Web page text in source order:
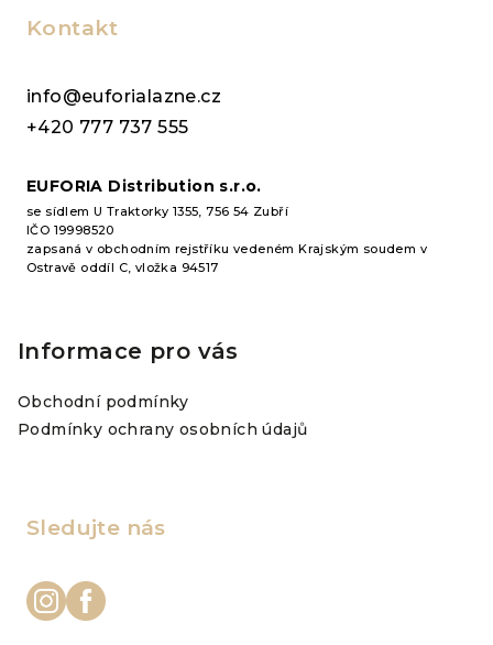
Kontakt
info@euforialazne.cz
+420 777 737 555
EUFORIA Distribution s.r.o.
se sídlem U Traktorky 1355, 756 54 Zubří
IČO 19998520
zapsaná v obchodním rejstříku vedeném Krajským soudem v
Ostravě oddíl C, vložka 94517
Informace pro vás
Obchodní podmínky
Podmínky ochrany osobních údajů
Sledujte nás